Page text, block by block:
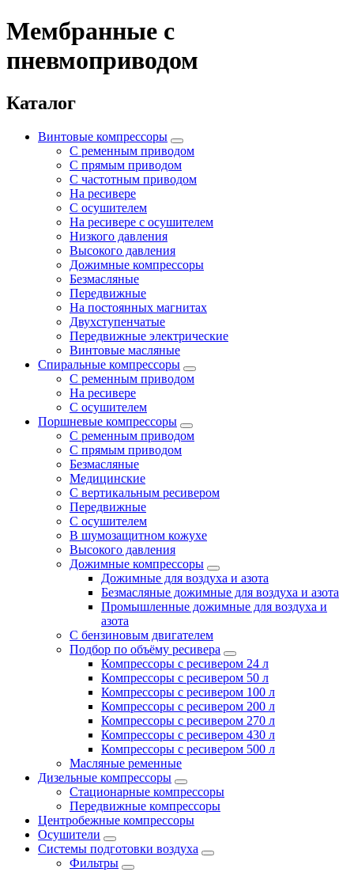
Мембранные с
пневмоприводом
Каталог
Винтовые компрессоры
С ременным приводом
С прямым приводом
С частотным приводом
На ресивере
С осушителем
На ресивере с осушителем
Низкого давления
Высокого давления
Дожимные компрессоры
Безмасляные
Передвижные
На постоянных магнитах
Двухступенчатые
Передвижные электрические
Винтовые масляные
Спиральные компрессоры
С ременным приводом
На ресивере
С осушителем
Поршневые компрессоры
С ременным приводом
С прямым приводом
Безмасляные
Медицинские
С вертикальным ресивером
Передвижные
С осушителем
В шумозащитном кожухе
Высокого давления
Дожимные компрессоры
Дожимные для воздуха и азота
Безмасляные дожимные для воздуха и азота
Промышленные дожимные для воздуха и
азота
С бензиновым двигателем
Подбор по объёму ресивера
Компрессоры с ресивером 24 л
Компрессоры с ресивером 50 л
Компрессоры с ресивером 100 л
Компрессоры с ресивером 200 л
Компрессоры с ресивером 270 л
Компрессоры с ресивером 430 л
Компрессоры с ресивером 500 л
Масляные ременные
Дизельные компрессоры
Стационарные компрессоры
Передвижные компрессоры
Центробежные компрессоры
Осушители
Системы подготовки воздуха
Фильтры